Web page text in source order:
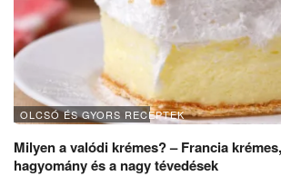
OLCSÓ ÉS GYORS RECEPTEK
Milyen a valódi krémes? – Francia
hagyomány és a nagy tévedések